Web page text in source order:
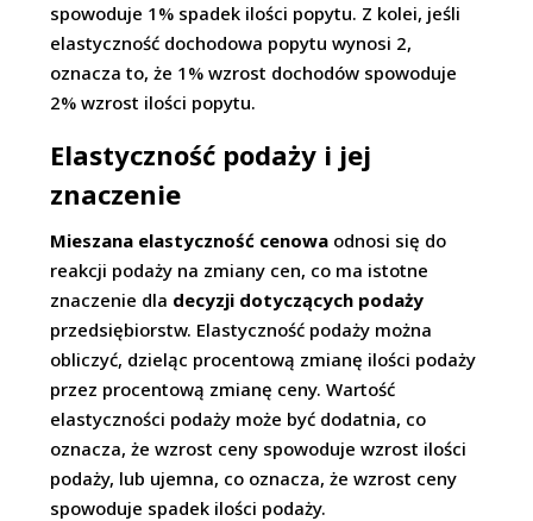
spowoduje 1% spadek ilości popytu. Z kolei, jeśli
elastyczność dochodowa popytu wynosi 2,
oznacza to, że 1% wzrost dochodów spowoduje
2% wzrost ilości popytu.
Elastyczność podaży i jej
znaczenie
Mieszana elastyczność cenowa odnosi się do
reakcji podaży na zmiany cen, co ma istotne
znaczenie dla decyzji dotyczących podaży
przedsiębiorstw. Elastyczność podaży można
obliczyć, dzieląc procentową zmianę ilości podaży
przez procentową zmianę ceny. Wartość
elastyczności podaży może być dodatnia, co
oznacza, że wzrost ceny spowoduje wzrost ilości
podaży, lub ujemna, co oznacza, że wzrost ceny
spowoduje spadek ilości podaży.